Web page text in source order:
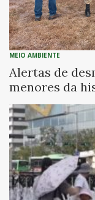
MEIO AMBIENTE
Alertas de
menores da